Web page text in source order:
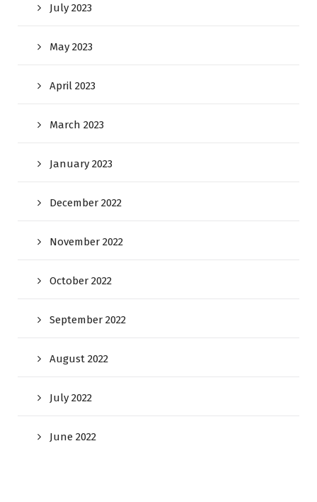
July 2023
May 2023
April 2023
March 2023
January 2023
December 2022
November 2022
October 2022
September 2022
August 2022
July 2022
June 2022